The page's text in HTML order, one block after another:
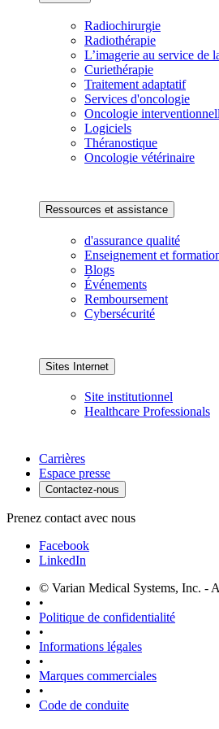
Radiochirurgie
Radiothérapie
L’imagerie au service de
Curiethérapie
Traitement adaptatif
Services d'oncologie
Oncologie
Logiciels
Théranostique
Oncologie vétérinaire
Ressources et assistance
d'assurance qualité
Enseignement et
Blogs
Événements
Remboursement
Cybersécurité
Sites Internet
Site institutionnel
Healthcare Professionals
Carrières
Espace presse
Contactez-nous
Prenez contact avec nous
Facebook
LinkedIn
© Varian Medical Systems, Inc. -
•
Politique de confidentialité
•
Informations légales
•
Marques commerciales
•
Code de conduite